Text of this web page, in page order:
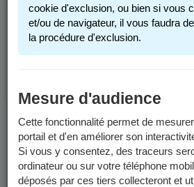
Cette page n'est plus accessible.
compréhension.
cookie d'exclusion, ou bien si vous
et/ou de navigateur, il vous faudra
la procédure d'exclusion.
Mesure d'audience
Cette fonctionnalité permet de
portail et d'en améliorer son
Si vous y consentez, des traceurs
ordinateur ou sur votre téléphone
déposés par ces tiers collecteront et